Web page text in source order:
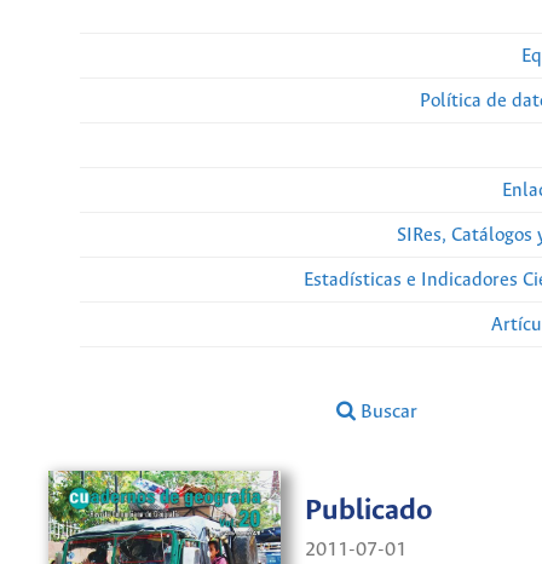
Política de
SIRes, Catálogos
Estadísticas e Indicadores
Buscar
Publicado
2011-07-01